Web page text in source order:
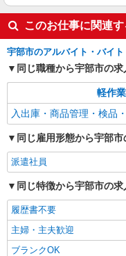
このお仕事に関連
宇部市のアルバイト・バイ
同じ職種から宇部市の
軽作
入出庫・商品管理・検品
同じ雇用形態から宇部
派遣社員
同じ特徴から宇部市の
履歴書不要
主婦・主夫歓迎
ブランクOK